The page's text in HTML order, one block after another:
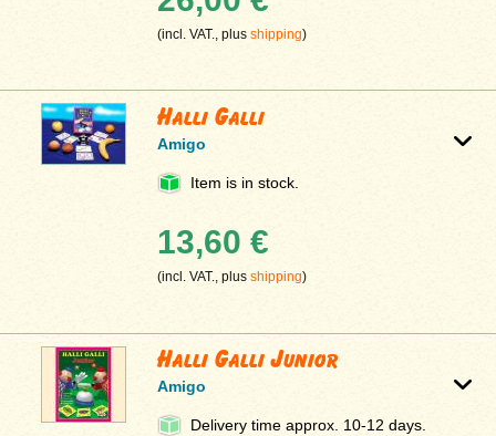
(incl. VAT., plusshipping)
Halli Galli
Amigo
Item is in stock.
13,60 €
(incl. VAT., plusshipping)
Halli Galli Junior
Amigo
Delivery time approx. 10-12 days.